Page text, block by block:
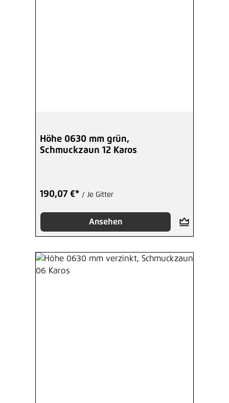
Höhe 0630 mm grün,
Schmuckzaun 12 Karos
190,07 €* / Je Gitter
Ansehen